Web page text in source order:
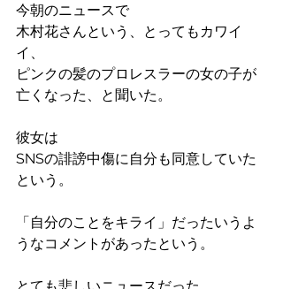
今朝のニュースで
木村花さんという、とってもカワイ
イ、
ピンクの髪のプロレスラーの女の子が
亡くなった、と聞いた。
彼女は
SNSの誹謗中傷に自分も同意していた
という。
「自分のことをキライ」だったいうよ
うなコメントがあったという。